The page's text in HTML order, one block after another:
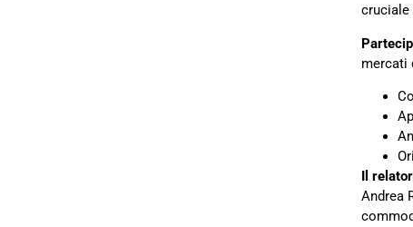
cruciale
mercati
Il
Andrea